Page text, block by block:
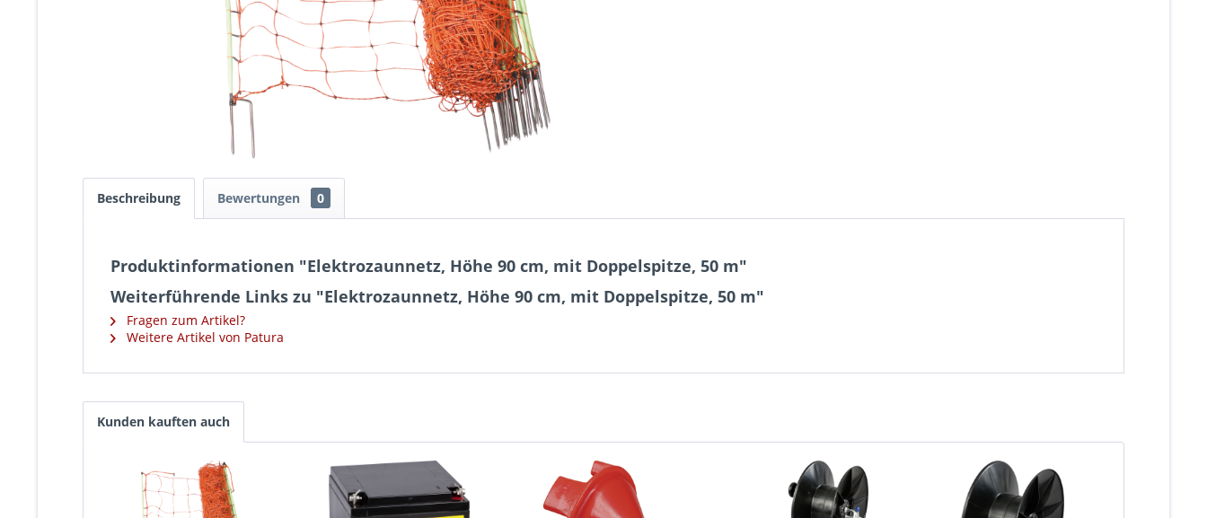
Beschreibung Bewertungen 0
Produktinformationen "Elektrozaunnetz, Höhe 90 cm, mit Doppelspitze, 50 m"
Weiterführende Links zu "Elektrozaunnetz, Höhe 90 cm, mit Doppelspitze, 50 m"
Fragen zum Artikel?
Weitere Artikel von Patura
Kunden kauften auch